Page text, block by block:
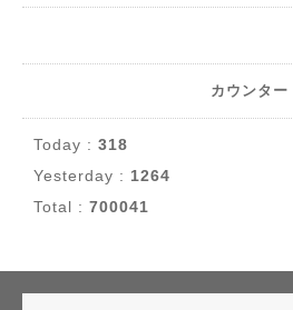
カウンター
Today : 318
Yesterday : 1264
Total : 700041